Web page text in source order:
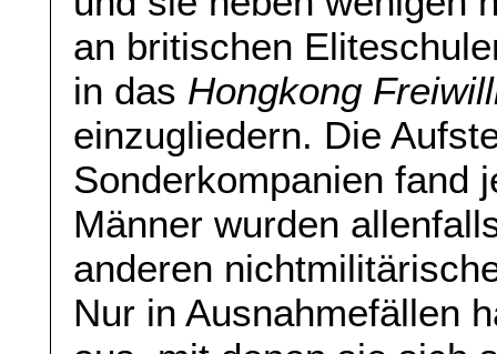
an britischen
in das Hongkong
einzugliedern. Die
Sonderkompanien fand
Männer wurden
anderen
Nur in Ausnahmefällen